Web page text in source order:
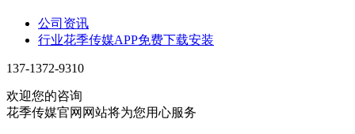
公司资讯
行业花季传媒APP免费下载安装
137-1372-9310
欢迎您的咨询
花季传媒官网网站将为您用心服务